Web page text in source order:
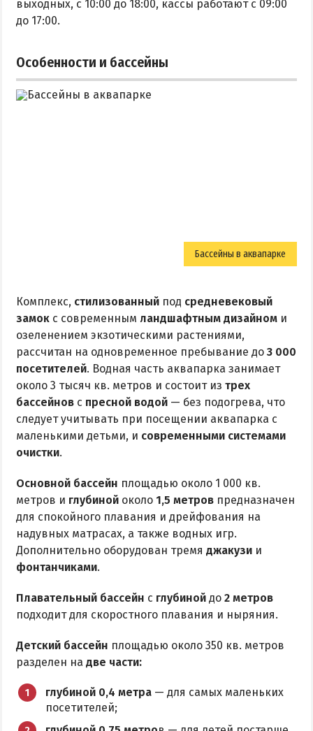
Бердянские маяки
Острова Дзендзик
Отдых зимой и в межсезонье
Недорогой отдых
Отдых с бассейном
Отдых на первой линии
Отдых на набережной
Квартиры посуточно
выходных, с 10:00 до 18:00, кассы работают с 09:00
до 17:00.
Особенности и бассейны
Бассейны в аквапарке
Комплекс, стилизованный под средневековый
замок с современным ландшафтным дизайном и
озеленением экзотическими растениями,
рассчитан на одновременное пребывание до 3 000
посетителей. Водная часть аквапарка занимает
около 3 тысяч кв. метров и состоит из трех
бассейнов с пресной водой — без подогрева, что
следует учитывать при посещении аквапарка с
маленькими детьми, и современными системами
очистки.
Основной бассейн площадью около 1 000 кв.
метров и глубиной около 1,5 метров предназначен
для спокойного плавания и дрейфования на
надувных матрасах, а также водных игр.
Дополнительно оборудован тремя джакузи и
фонтанчиками.
Плавательный бассейн с глубиной до 2 метров
подходит для скоростного плавания и ныряния.
Детский бассейн площадью около 350 кв. метров
разделен на две части:
глубиной 0,4 метра — для самых маленьких
посетителей;